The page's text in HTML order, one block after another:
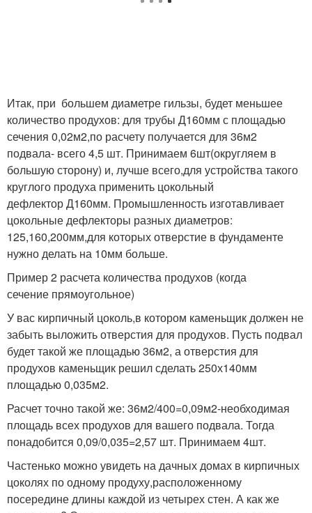
Итак, при большем диаметре гильзы, будет меньшее
количество продухов: для трубы Д160мм с площадью
сечения 0,02м2,по расчету получается для 36м2
подвала- всего 4,5 шт. Принимаем 6шт(округляем в
большую сторону) и, лучше всего,для устройства такого
круглого продуха применить цокольный
дефлектор Д160мм. Промышленность изготавливает
цокольные дефлекторы разных диаметров:
125,160,200мм,для которых отверстие в фундаменте
нужно делать на 10мм больше.
Пример 2 расчета количества продухов (когда
сечение прямоугольное)
У вас кирпичный цоколь,в котором каменьщик должен не
забыть выложить отверстия для продухов. Пусть подвал
будет такой же площадью 36м2, а отверстия для
продухов каменьщик решил сделать 250х140мм
площадью 0,035м2.
Расчет точно такой же: 36м2/400=0,09м2-необходимая
площадь всех продухов для вашего подвала. Тогда
понадобится 0,09/0,035=2,57 шт. Принимаем 4шт.
Частенько можно увидеть на дачных домах в кирпичных
цоколях по одному продуху,расположенному
посередине длины каждой из четырех стен. А как же